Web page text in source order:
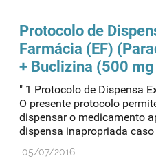
pílula do dia seguinte
paracetamol codeina
contraceção de emergência
Protocolo de
Farmácia (EF)
+ Buclizina (500
" 1 Protocolo de Dispensa
O presente protocolo
dispensar o medicamento
dispensa inapropriada caso
05/07/2016